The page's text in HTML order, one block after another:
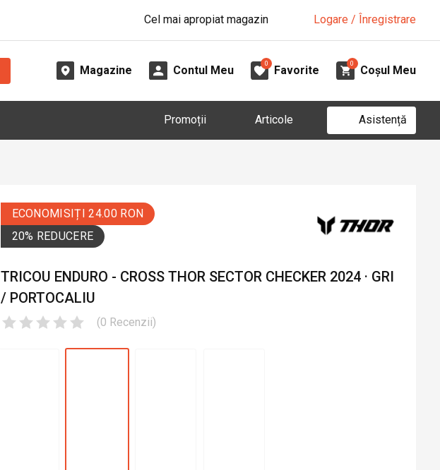
Cel mai apropiat magazin Logare / Înregistrare
Magazine Contul Meu
0
Favorite
0
Coșul Meu
Promoții Articole Asistență
ECONOMISIȚI 24.00 RON
20% REDUCERE
TRICOU ENDURO - CROSS THOR SECTOR CHECKER 2024 · GRI
/ PORTOCALIU
(0 Recenzii)